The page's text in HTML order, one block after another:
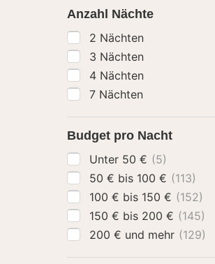
Anzahl Nächte
2 Nächten
3 Nächten
4 Nächten
7 Nächten
Budget pro Nacht
Unter 50 € (5)
50 € bis 100 € (113)
100 € bis 150 € (152)
150 € bis 200 € (145)
200 € und mehr (129)